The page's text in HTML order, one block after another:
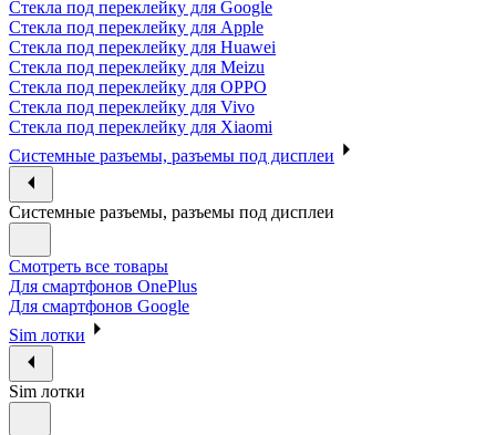
Стекла под переклейку для Google
Стекла под переклейку для Apple
Стекла под переклейку для Huawei
Стекла под переклейку для Meizu
Стекла под переклейку для OPPO
Стекла под переклейку для Vivo
Стекла под переклейку для Xiaomi
Системные разъемы, разъемы под дисплеи
Системные разъемы, разъемы под дисплеи
Смотреть все товары
Для смартфонов OnePlus
Для смартфонов Google
Sim лотки
Sim лотки